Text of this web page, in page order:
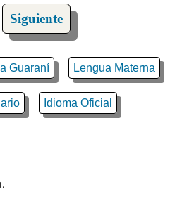
Siguiente
Guaraní Lengua Materna
Idioma Oficial